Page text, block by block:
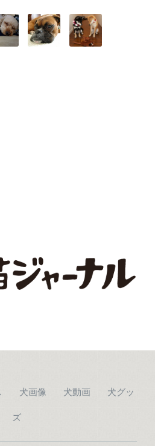
犬画像 犬動画 犬グッ
ズ